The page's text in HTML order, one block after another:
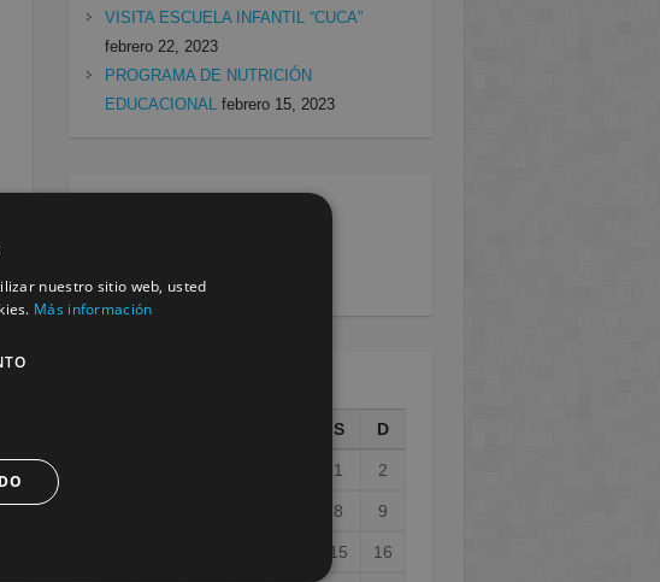
VISITA ESCUELA INFANTIL “CUCA”
febrero 22, 2023
PROGRAMA DE NUTRICIÓN
EDUCACIONAL febrero 15, 2023
Sevilla(199)
S D
1 2
8 9
15 16
nuestro sitio web, usted
Más información